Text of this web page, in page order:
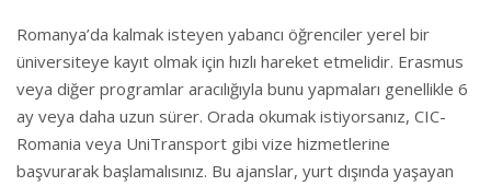
Romanya’da kalmak isteyen yabancı öğrenciler yerel bir
üniversiteye kayıt olmak için hızlı hareket etmelidir. Erasmus
veya diğer programlar aracılığıyla bunu yapmaları genellikle 6
ay veya daha uzun sürer. Orada okumak istiyorsanız, CIC-
Romania veya UniTransport gibi vize hizmetlerine
başvurarak başlamalısınız. Bu ajanslar, yurt dışında yaşayan